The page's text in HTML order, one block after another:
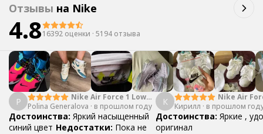
Отзывы на Nike
4.816392 оценки · 5194 отзыва
P
Nike Air Force 1 Low
College Pack White
Blue
Polina Generalova · в прошлом году
Достоинства: Яркий насыщенный
синий цвет Недостатки: Пока не
К
Nike Air
Yellow
Кирилл · в прошлом
Достоинства: Яркие ,
оригинал